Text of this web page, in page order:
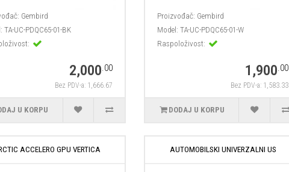
Gembird
TA-UC-PDQC65-01-BK
2,000.00
Bez PDV-a: 1,666.67
U KORPU
Proizvođač: Gembird
Model: TA-UC-PDQC65-01-W
Raspoloživost:
1,900.00
Bez PDV-a: 1,583.33
DODAJ U KORPU
ACCELERO GPU VERTICA AUTOMOBILSKI UNIVERZALNI US